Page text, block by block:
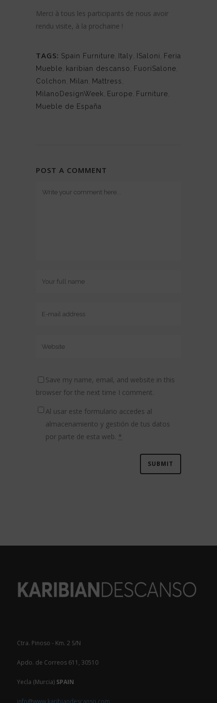
Merci à tous les participants de nous avoir
rendu visite, à la prochaine !
TAGS: Spain Furniture Italy ISaloni
Feria
Mueble karibian descanso FuoriSalone
Colchon
Milan Mattress
MilanoDesignWeek Europe Furniture
Mueble de España
POST A COMMENT
Save my name, email, and website in this
browser for the next time I comment.
Al usar este formulario accedes al
almacenamiento y gestión de tus datos
por parte de esta web. *
Ctra. Pinoso - Km. 2 S/N
Apdo. de Correos 611, 30510
Yecla (Murcia) SPAIN